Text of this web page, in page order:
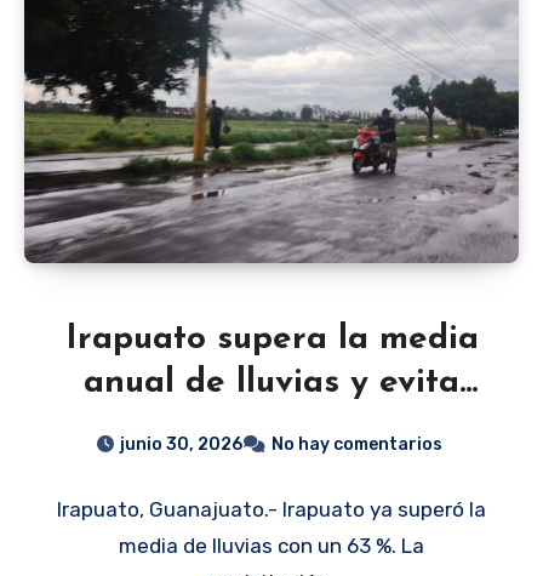
Irapuato supera la media
anual de lluvias y evita
daños en viviendas tras
junio 30, 2026 No hay comentarios
Irapuato, Guanajuato.- Irapuato ya superó la
media de lluvias con un 63 %. La